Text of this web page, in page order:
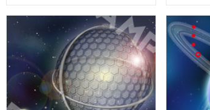
および指示内容によっては、対応致しかねます。悪
と多趣味が相まって「こういう事が出来る系の奴」